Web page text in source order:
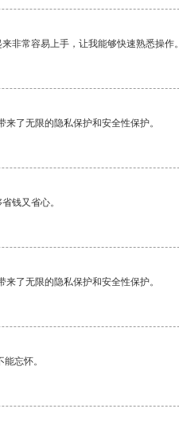
非常容易上手，让我能够快速熟悉操作。
了无限的隐私保护和安全性保护。
钱又省心。
了无限的隐私保护和安全性保护。
忘怀。